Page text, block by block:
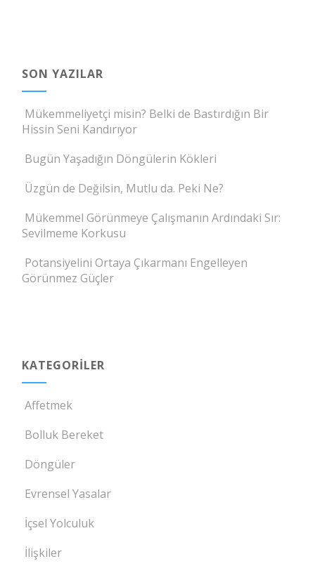
SON YAZILAR
Mükemmeliyetçi misin? Belki de Bastırdığın Bir
Hissin Seni Kandırıyor
Bugün Yaşadığın Döngülerin Kökleri
Üzgün de Değilsin, Mutlu da. Peki Ne?
Mükemmel Görünmeye Çalışmanın Ardındaki Sır:
Sevilmeme Korkusu
Potansiyelini Ortaya Çıkarmanı Engelleyen
Görünmez Güçler
KATEGORILER
Affetmek
Bolluk Bereket
Döngüler
Evrensel Yasalar
İçsel Yolculuk
İlişkiler